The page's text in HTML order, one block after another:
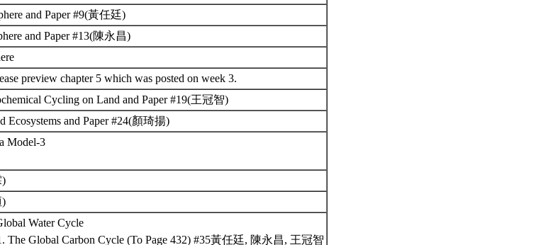
and Paper #9(黃任廷)
and Paper #13(陳永昌)
preview chapter 5 which was posted on week 3.
Cycling on Land and Paper #19(王冠智)
Ecosystems and Paper #24(顏琦揚)
Model-3
)
)
Water Cycle
The Global Carbon Cycle (To Page 432) #35黃任廷, 陳永昌, 王冠智